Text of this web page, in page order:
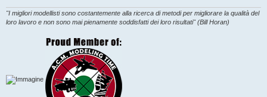
i
"I migliori modellisti sono costantemente alla ricerca di metodi per migliorare la qualità del
loro lavoro e non sono mai pienamente soddisfatti dei loro risultati" (Bill Horan)